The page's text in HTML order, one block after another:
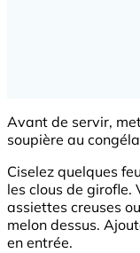
Avant de servir,
soupière au
Ciselez quelques
les clous de girofle.
assiettes creuses
melon dessus.
en entrée.